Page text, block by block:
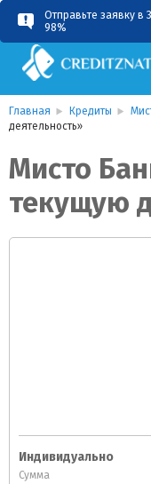
Отправьте заявку в
98%
Главная Кредиты
деятельность»
Мисто
текущую
Индивидуально
Сумма